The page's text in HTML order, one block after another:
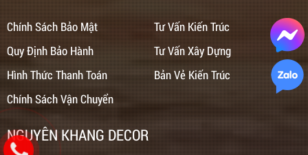
Chính Sách Bảo Mật
Quy Định Bảo Hành
Hình Thức Thanh Toán
Chính Sách Vận Chuyển
Tư Vấn Kiến Trúc
Tư Vấn Xây Dựng
Bản Vẻ Kiến Trúc
NGUYÊN KHANG DECOR